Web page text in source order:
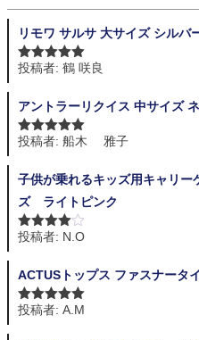
リモワ サルサ 大サイズ シルバ
5段階中 5の
投稿者: 鶴 咲良
アントラーリクイス 中サイズ
5段階中 5の
投稿者: 船木 雅子
子供が乗れるキッズ用キャリー
ズ ライトピンク
5段階中 4
投稿者: N.O
ACTUSトップス ファスナータ
5段階中 5の
投稿者: A.M